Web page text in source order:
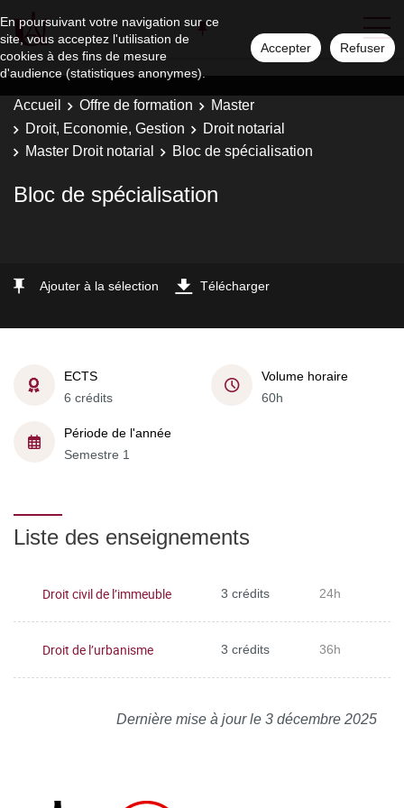
En poursuivant votre navigation sur ce
site, vous acceptez l'utilisation de
cookies à des fins de mesure
d'audience (statistiques anonymes).
Accepter Refuser
Accueil Offre de formation
Master
Droit, Economie, Gestion
Droit notarial
Master Droit notarial
Bloc de spécialisation
Bloc de spécialisation
Ajouter à la sélection Télécharger
ECTS
6 crédits
Volume horaire
60h
Période de l'année
Semestre 1
Liste des enseignements
Droit civil de l’immeuble 3 crédits 24h
Droit de l’urbanisme 3 crédits 36h
Dernière mise à jour le 3 décembre 2025